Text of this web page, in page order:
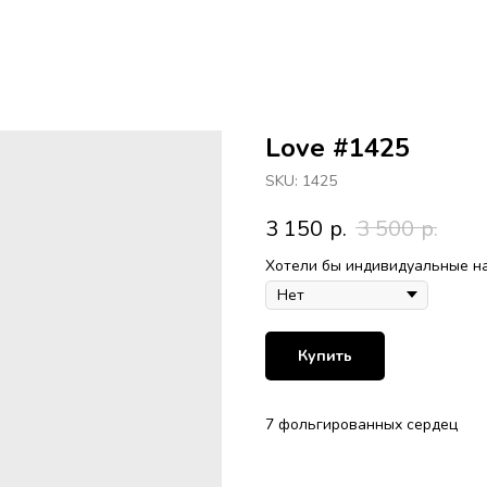
Love #1425
SKU: 1425
3 150 р. 3 500 р.
Хотели бы индивидуальные
Купить
7 фольгированных сердец